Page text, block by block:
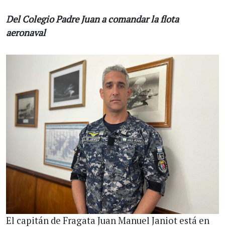
Del Colegio Padre Juan a comandar la flota
aeronaval
El capitán de Fragata Juan Manuel Janiot está en